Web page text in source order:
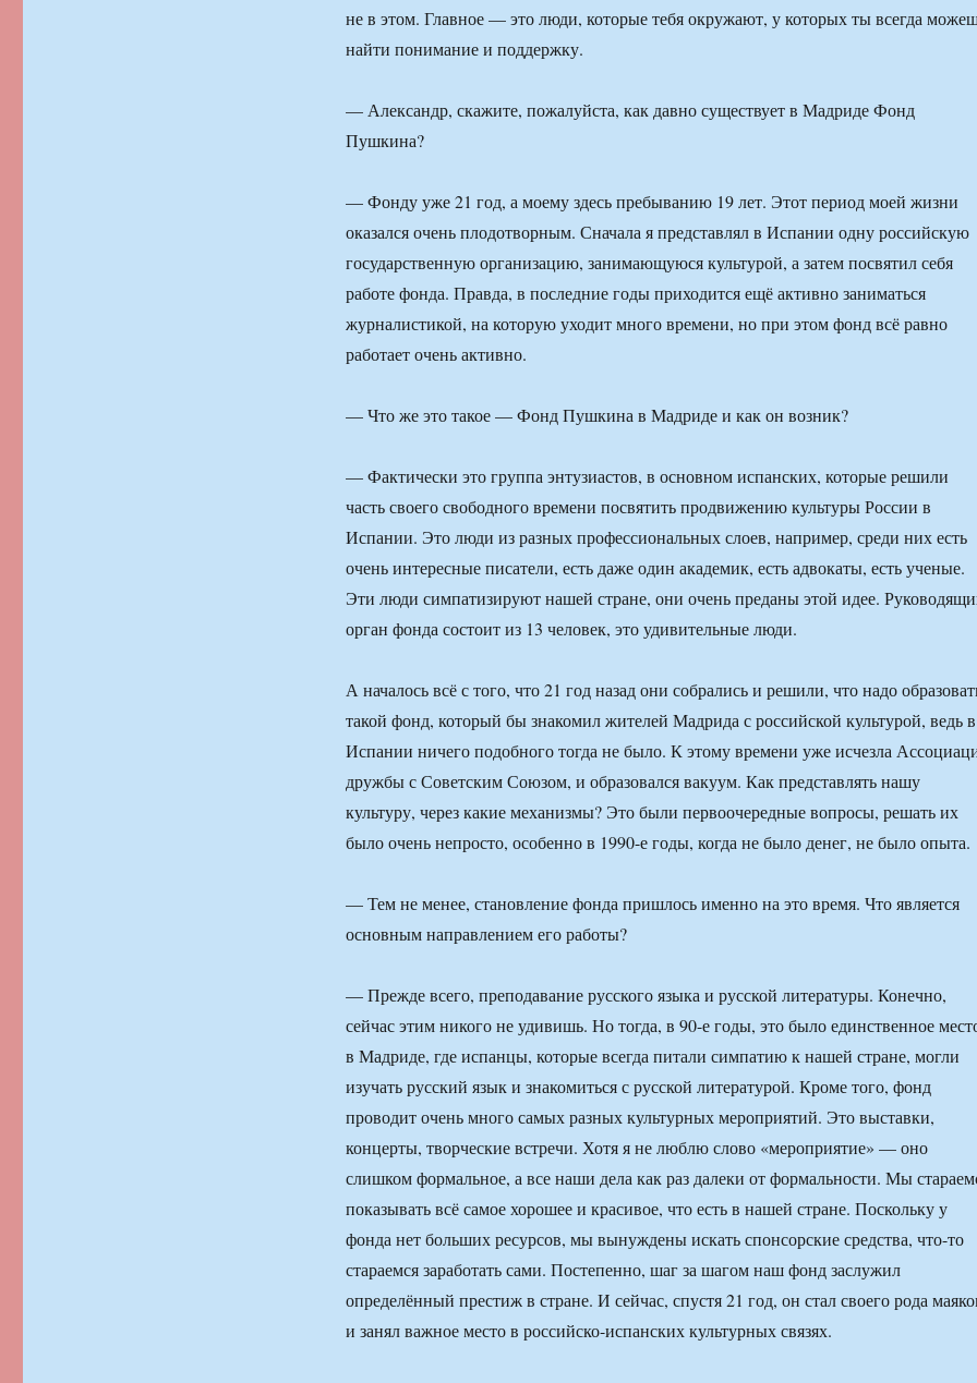
не в этом. Главное — это люди, которые тебя окружают, у которых ты всегда
найти понимание и поддержку.
— Александр, скажите, пожалуйста, как давно существует в Мадриде Фонд
Пушкина?
— Фонду уже 21 год, а моему здесь пребыванию 19 лет. Этот период моей жизни
оказался очень плодотворным. Сначала я представлял в Испании одну российскую
государственную организацию, занимающуюся культурой, а затем посвятил себя
работе фонда. Правда, в последние годы приходится ещё активно заниматься
журналистикой, на которую уходит много времени, но при этом фонд всё равно
работает очень активно.
— Что же это такое — Фонд Пушкина в Мадриде и как он возник?
— Фактически это группа энтузиастов, в основном испанских, которые решили
часть своего свободного времени посвятить продвижению культуры России в
Испании. Это люди из разных профессиональных слоев, например, среди них есть
очень интересные писатели, есть даже один академик, есть адвокаты, есть ученые.
Эти люди симпатизируют нашей стране, они очень преданы этой идее.
орган фонда состоит из 13 человек, это удивительные люди.
А началось всё с того, что 21 год назад они собрались и решили, что надо
такой фонд, который бы знакомил жителей Мадрида с российской культурой, ведь в
Испании ничего подобного тогда не было. К этому времени уже исчезла
дружбы с Советским Союзом, и образовался вакуум. Как представлять нашу
культуру, через какие механизмы? Это были первоочередные вопросы, решать их
было очень непросто, особенно в 1990-е годы, когда не было денег, не было опыта.
— Тем не менее, становление фонда пришлось именно на это время. Что является
основным направлением его работы?
— Прежде всего, преподавание русского языка и русской литературы. Конечно,
сейчас этим никого не удивишь. Но тогда, в 90-е годы, это было единственное
в Мадриде, где испанцы, которые всегда питали симпатию к нашей стране, могли
изучать русский язык и знакомиться с русской литературой. Кроме того, фонд
проводит очень много самых разных культурных мероприятий. Это выставки,
концерты, творческие встречи. Хотя я не люблю слово «мероприятие» — оно
слишком формальное, а все наши дела как раз далеки от формальности. Мы
показывать всё самое хорошее и красивое, что есть в нашей стране. Поскольку у
фонда нет больших ресурсов, мы вынуждены искать спонсорские средства, что-то
стараемся заработать сами. Постепенно, шаг за шагом наш фонд заслужил
определённый престиж в стране. И сейчас, спустя 21 год, он стал своего рода
и занял важное место в российско-испанских культурных связях.